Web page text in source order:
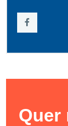
Quer